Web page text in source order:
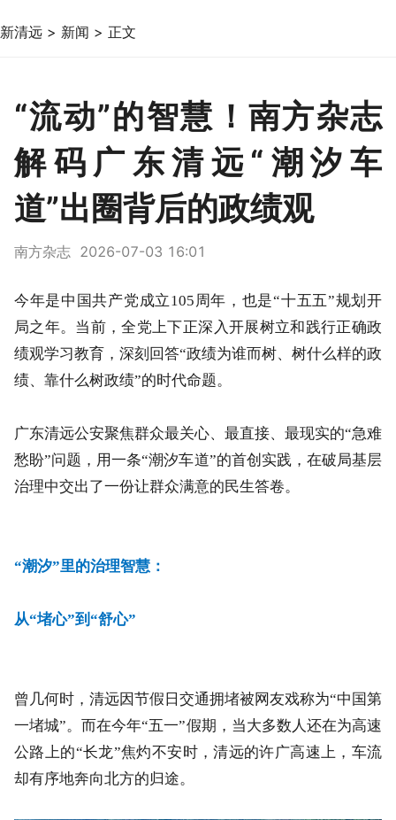
新清远 > 新闻 > 正文
“流动”的智慧！南方杂志
解码广东清远“潮汐车
道”出圈背后的政绩观
南方杂志 2026-07-03 16:01
今年是中国共产党成立105周年，也是“十五五”规划开
局之年。当前，全党上下正深入开展树立和践行正确政
绩观学习教育，深刻回答“政绩为谁而树、树什么样的政
绩、靠什么树政绩”的时代命题。
广东清远公安聚焦群众最关心、最直接、最现实的“急难
愁盼”问题，用一条“潮汐车道”的首创实践，在破局基层
治理中交出了一份让群众满意的民生答卷。
“潮汐”里的治理智慧：
从“堵心”到“舒心”
曾几何时，清远因节假日交通拥堵被网友戏称为“中国第
一堵城”。而在今年“五一”假期，当大多数人还在为高速
公路上的“长龙”焦灼不安时，清远的许广高速上，车流
却有序地奔向北方的归途。